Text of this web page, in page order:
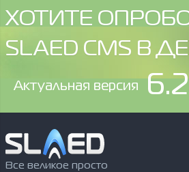
ХОТИТЕ
SLAED CMS В
Aктуальная версия 6.2
Все великое просто